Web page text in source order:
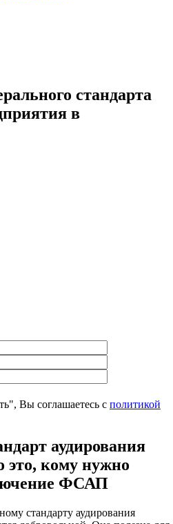
стандарта
в
Вы соглашаетесь с политикой
аудирования
это, кому нужно
ФСАП
стандарту аудирования